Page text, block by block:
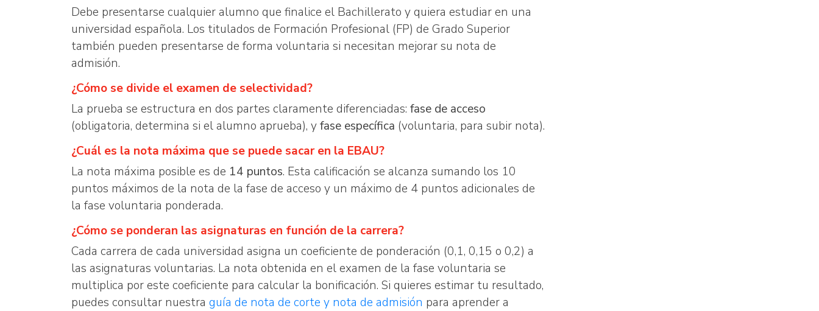
Debe presentarse cualquier alumno que finalice el Bachillerato y quiera estudiar en una
universidad española. Los titulados de Formación Profesional (FP) de Grado Superior
también pueden presentarse de forma voluntaria si necesitan mejorar su nota de
admisión.
¿Cómo se divide el examen de selectividad?
La prueba se estructura en dos partes claramente diferenciadas: fase de acceso
(obligatoria, determina si el alumno aprueba), yfase específica (voluntaria, para subir nota).
¿Cuál es la nota máxima que se puede sacar en la EBAU?
La nota máxima posible es de 14 puntos. Esta calificación se alcanza sumando los 10
puntos máximos de la nota de la fase de acceso y un máximo de 4 puntos adicionales de
la fase voluntaria ponderada.
¿Cómo se ponderan las asignaturas en función de la carrera?
Cada carrera de cada universidad asigna un coeficiente de ponderación (0,1, 0,15 o 0,2) a
las asignaturas voluntarias. La nota obtenida en el examen de la fase voluntaria se
multiplica por este coeficiente para calcular la bonificación. Si quieres estimar tu resultado,
puedes consultar nuestra guía de nota de corte y nota de admisión para aprender a